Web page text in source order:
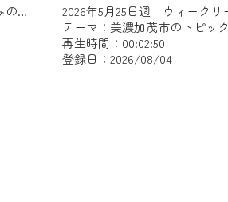
2026年5月25日週 ウィークリーみのかもにて放送
テーマ：美濃加茂市のトピッ
再生時間：00:02:50
登録日：2026/08/04